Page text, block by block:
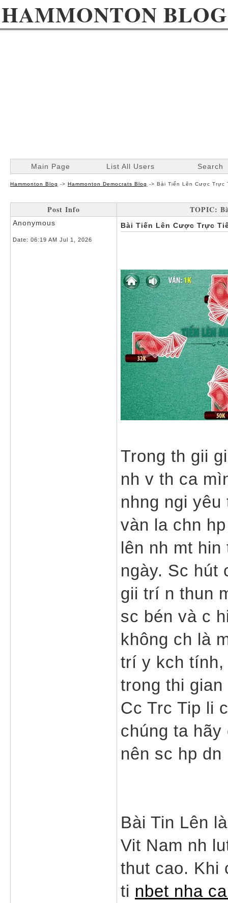
HAMMONTON BLOG
Main Page List All Users Search
Hammonton Blog -> Hammonton Democrats Blog -> Bài Tiến Lên Cược Trực
Post Info TOPIC:
Anonymous
Date: 06:19 AM Jul 1, 2026
Bài Tiến Lên Cược Trực
Trong th gii
nh v th ca
nhng ngi
vàn la chn
lên nh mt
ngày. Sc hút
gii trí n thun
sc bén và c
không ch là
trí y kch tính,
trong thi
Cc Trc Tip li
chúng ta
nên sc hp
Bài Tin Lên
Vit Nam nh
thut cao. Khi
ti nbet nha